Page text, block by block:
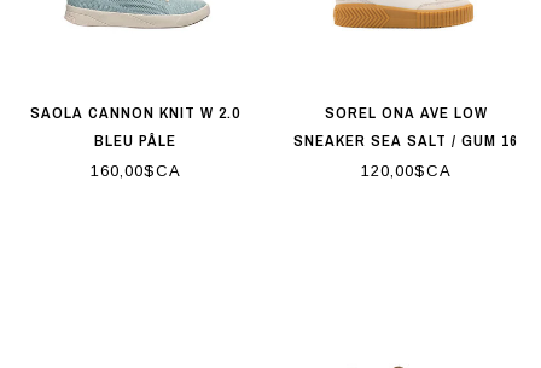
SAOLA CANNON KNIT W 2.0
BLEU PÂLE
160,00$CA
SOREL ONA AVE LOW
SNEAKER SEA SALT / GUM 16
120,00$CA